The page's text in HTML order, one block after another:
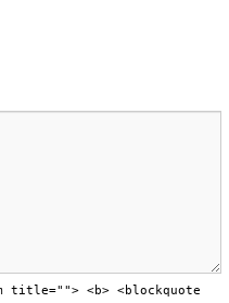
<b> <blockquote